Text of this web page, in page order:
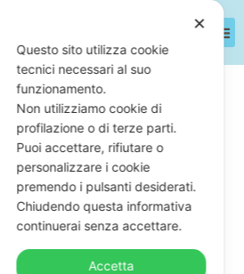
Trasporti
In Crisi
Come
Dai Debiti
✕
Questo sito utilizza cookie
tecnici necessari al suo
funzionamento.
Non utilizziamo cookie di
profilazione o di terze parti.
Puoi accettare, rifiutare o
personalizzare i cookie
premendo i pulsanti desiderati.
Chiudendo questa informativa
continuerai senza accettare.
Accetta